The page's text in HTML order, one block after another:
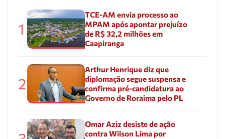
1
TCE-AM envia processo ao
MPAM após apontar prejuízo
de R$ 32,2 milhões em
Caapiranga
2
Arthur Henrique diz que
diplomação segue suspensa e
confirma pré-candidatura ao
Governo de Roraima pelo PL
Omar Aziz desiste de ação
contra Wilson Lima por